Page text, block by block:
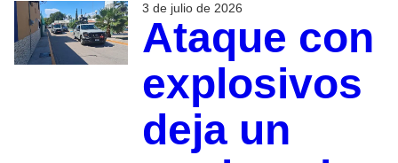
3 de julio de 2026
Ataque con
explosivos
deja un